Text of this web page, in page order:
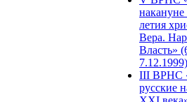
накануне
летия
Вера.
Власть»
7.12.1999)
III ВРНС
русские